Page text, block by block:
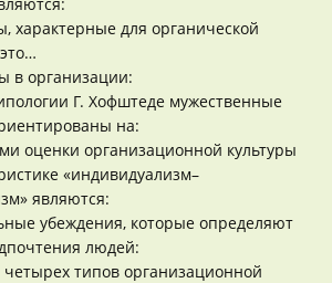
характерные для органической
в организации:
Г. Хофштеде мужественные
на:
оценки организационной культуры
«индивидуализм–
являются:
убеждения, которые определяют
людей:
типов организационной